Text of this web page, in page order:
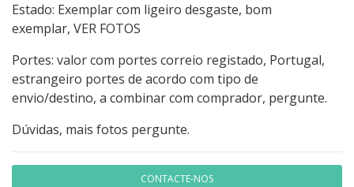
Estado: Exemplar com ligeiro desgaste, bom
exemplar, VER FOTOS
Portes: valor com portes correio registado, Portugal,
estrangeiro portes de acordo com tipo de
envio/destino, a combinar com comprador, pergunte.
Dúvidas, mais fotos pergunte.
CONTACTE-NOS